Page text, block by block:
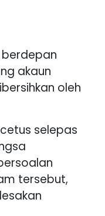
berdepan
akaun
oleh
selepas
tersebut,